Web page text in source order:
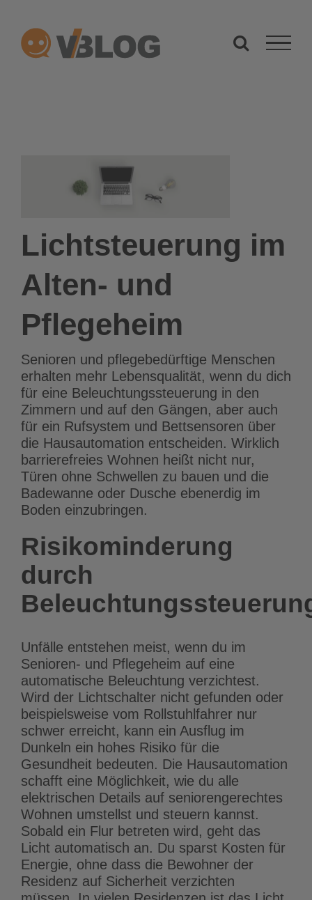
springen
Lichtsteuerung im
Alten- und
Pflegeheim
Senioren und pflegebedürftige Menschen
erhalten mehr Lebensqualität, wenn du dich
für eine Beleuchtungssteuerung in den
Zimmern und auf den Gängen, aber auch
für ein Rufsystem und Bettsensoren über
die Hausautomation entscheiden. Wirklich
barrierefreies Wohnen heißt nicht nur,
Türen ohne Schwellen zu bauen und die
Badewanne oder Dusche ebenerdig im
Boden einzubringen.
Risikominderung
durch
Unfälle entstehen meist, wenn du im
Senioren- und Pflegeheim auf eine
automatische Beleuchtung verzichtest.
Wird der Lichtschalter nicht gefunden oder
beispielsweise vom Rollstuhlfahrer nur
schwer erreicht, kann ein Ausflug im
Dunkeln ein hohes Risiko für die
Gesundheit bedeuten. Die Hausautomation
schafft eine Möglichkeit, wie du alle
elektrischen Details auf seniorengerechtes
Wohnen umstellst und steuern kannst.
Sobald ein Flur betreten wird, geht das
Licht automatisch an. Du sparst Kosten für
Energie, ohne dass die Bewohner der
Residenz auf Sicherheit verzichten